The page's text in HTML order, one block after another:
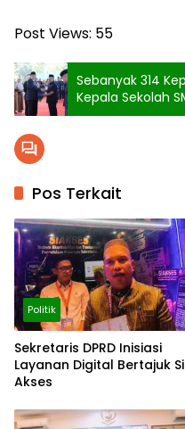
Post Views: 55
Sebanyak 314
Kepala Sekolah
Pos Terkait
Politik
Sekretaris DPRD Inisiasi
Layanan Digital Bertajuk
Akses